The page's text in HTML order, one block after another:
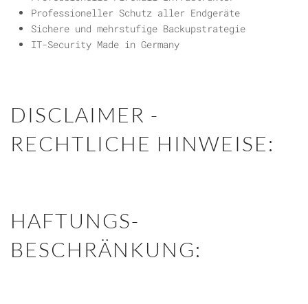
Professioneller Schutz aller Endgeräte
Sichere und mehrstufige Backupstrategie
IT-Security Made in Germany
DISCLAIMER -
RECHTLICHE HINWEISE:
HAFTUNGS-
BESCHRÄNKUNG: